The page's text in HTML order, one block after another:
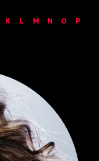
K L M N O
P